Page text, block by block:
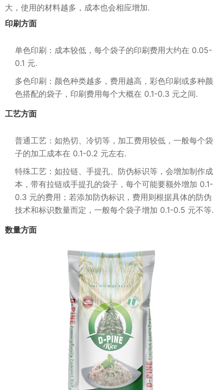
大，使用的材料越多，成本也会相应增加.
印刷方面
单色印刷：成本较低，每个袋子的印刷费用大约在 0.05-
0.1 元.
多色印刷：颜色种类越多，费用越高，彩色印刷或多种颜
色搭配的袋子，印刷费用每个大概在 0.1-0.3 元之间.
工艺方面
普通工艺：如热切、冷切等，加工费用较低，一般每个袋
子的加工成本在 0.1-0.2 元左右.
特殊工艺：如拉链、手提孔、防伪标识等，会增加制作成
本，带有拉链或手提孔的袋子，每个可能要额外增加 0.1-
0.3 元的费用；若添加防伪标识，费用则根据具体的防伪
技术和标识数量而定，一般每个袋子增加 0.1-0.5 元不等.
数量方面